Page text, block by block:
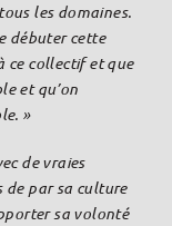
les domaines.
débuter cette
ce collectif et que
et qu’on
»
de vraies
de par sa culture
sa volonté